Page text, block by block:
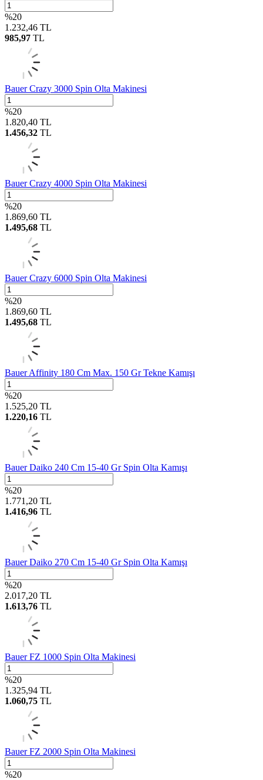
%20
1.232,46 TL
985,97 TL
Bauer Crazy 3000 Spin Olta Makinesi
%20
1.820,40 TL
1.456,32 TL
Bauer Crazy 4000 Spin Olta Makinesi
%20
1.869,60 TL
1.495,68 TL
Bauer Crazy 6000 Spin Olta Makinesi
%20
1.869,60 TL
1.495,68 TL
Bauer Affinity 180 Cm Max. 150 Gr Tekne Kamışı
%20
1.525,20 TL
1.220,16 TL
Bauer Daiko 240 Cm 15-40 Gr Spin Olta Kamışı
%20
1.771,20 TL
1.416,96 TL
Bauer Daiko 270 Cm 15-40 Gr Spin Olta Kamışı
%20
2.017,20 TL
1.613,76 TL
Bauer FZ 1000 Spin Olta Makinesi
%20
1.325,94 TL
1.060,75 TL
Bauer FZ 2000 Spin Olta Makinesi
%20